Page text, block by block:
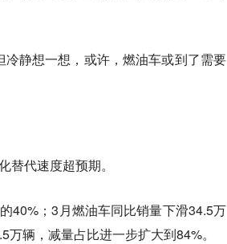
静想一想，或许，燃油车或到了需要
替代速度超预期。
40%；3月燃油车同比销量下滑34.5万
辆，减量占比进一步扩大到84%。